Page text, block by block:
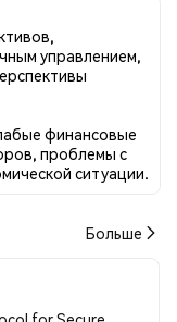
было
статей о
настрой по
настроем по
по отношению к
управлением,
финансовые
проблемы с
ситуации.
Больше